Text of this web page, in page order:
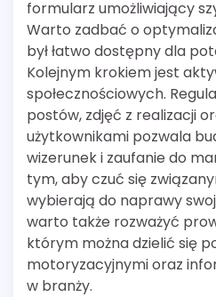
formularz umożliwiający
Warto zadbać o
był łatwo dostępny dla
Kolejnym krokiem jest
społecznościowych.
postów, zdjęć z realizacji
użytkownikami pozwala
wizerunek i zaufanie do
tym, aby czuć się
wybierają do naprawy
warto także rozważyć
którym można dzielić się
motoryzacyjnymi oraz
w branży.